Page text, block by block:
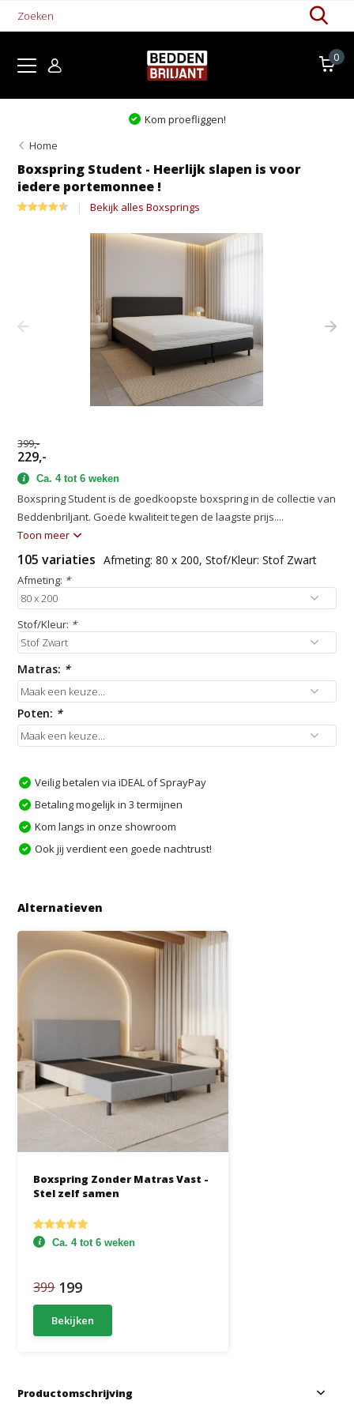
0
Kom proefliggen!
Home
Boxspring Student - Heerlijk slapen is voor
iedere portemonnee !
Bekijk alles Boxsprings
399,-
229,-
Ca. 4 tot 6 weken
Boxspring Student is de goedkoopste boxspring in de collectie van
Beddenbriljant. Goede kwaliteit tegen de laagste prijs....
Toon meer
105 variaties Afmeting: 80 x 200, Stof/Kleur: Stof Zwart
Afmeting: *
Stof/Kleur: *
Matras: *
Poten: *
Veilig betalen via iDEAL of SprayPay
Betaling mogelijk in 3 termijnen
Kom langs in onze showroom
Ook jij verdient een goede nachtrust!
Alternatieven
Boxspring Zonder Matras Vast -
Stel zelf samen
Ca. 4 tot 6 weken
399 199
Bekijken
Productomschrijving